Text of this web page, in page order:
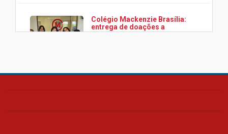
Colégio Mackenzie Brasília:
entrega de doações a
associação Viver da Cidade
Colégio Presbiteriano
os funcionários